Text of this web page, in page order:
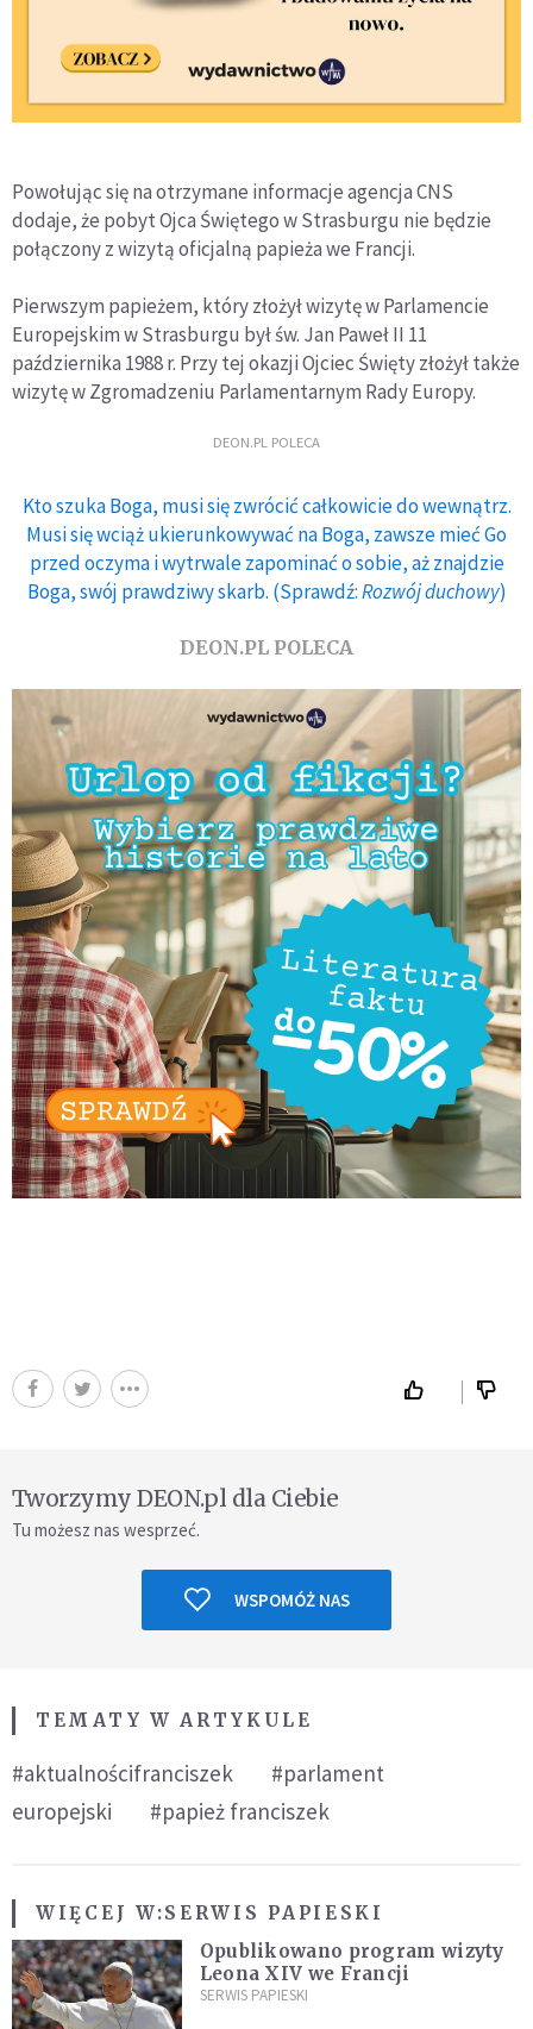
Powołując się na otrzymane informacje agencja CNS
dodaje, że pobyt Ojca Świętego w Strasburgu nie będzie
połączony z wizytą oficjalną papieża we Francji.
Pierwszym papieżem, który złożył wizytę w Parlamencie
Europejskim w Strasburgu był św. Jan Paweł II 11
października 1988 r. Przy tej okazji Ojciec Święty złożył także
wizytę w Zgromadzeniu Parlamentarnym Rady Europy.
DEON.PL POLECA
Kto szuka Boga, musi się zwrócić całkowicie do wewnątrz.
Musi się wciąż ukierunkowywać na Boga, zawsze mieć Go
przed oczyma i wytrwale zapominać o sobie, aż znajdzie
Boga, swój prawdziwy skarb. (Sprawdź:Rozwój duchowy)
DEON.PL POLECA
Tworzymy DEON.pl dla Ciebie
Tu możesz nas wesprzeć.
WSPOMÓŻ NAS
TEMATY W ARTYKULE
#aktualnościfranciszek
#parlament
europejski
#papież franciszek
WIĘCEJ W:SERWIS PAPIESKI
Opublikowano program wizyty
Leona XIV we Francji
SERWIS PAPIESKI